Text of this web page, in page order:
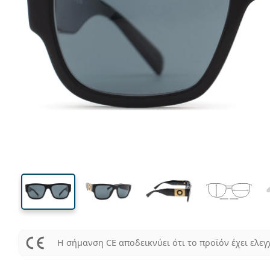
Μήκος σκελετού
40 mm
Ύψος φακού
56 mm
Μήκος φακού
Η σήμανση CE αποδεικνύει ότι το προϊόν έχει